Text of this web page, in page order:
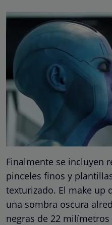
Finalmente se incluyen
pinceles finos y
texturizado. El make up
una sombra oscura
negras de 22